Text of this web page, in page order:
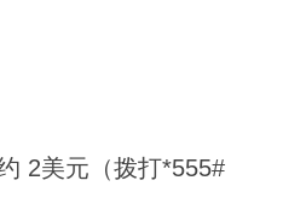
2美元（拨打*555#